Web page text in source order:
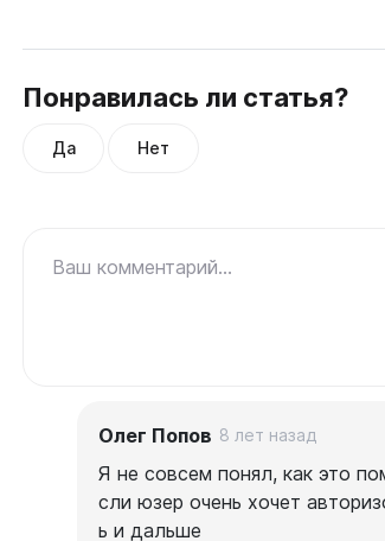
Понравилась ли статья?
Да Нет
Ваш комментарий...
Олег Попов 8 лет назад
Я не совсем понял, как это
сли юзер очень хочет
ь и дальше